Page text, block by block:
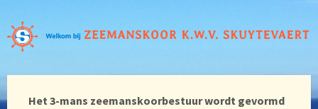
Het 3-mans zeemanskoorbestuur wordt gevormd